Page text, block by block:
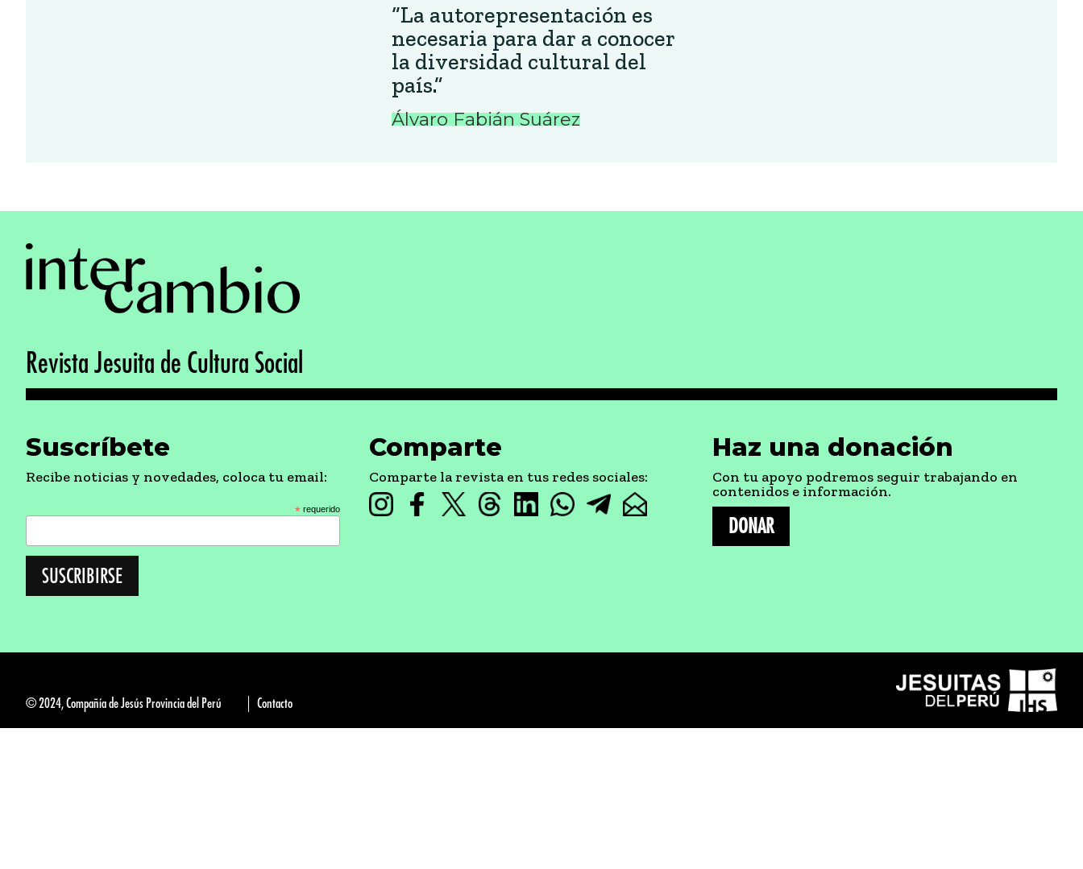
“La autorepresentación es
necesaria para dar a conocer
la diversidad cultural del
país.”
Álvaro Fabián Suárez
Revista Jesuita de Cultura Social
Suscríbete
Recibe noticias y novedades, coloca tu email:
* requerido
Comparte
Comparte la revista en tus redes sociales:
Haz una donación
Con tu apoyo podremos seguir trabajando en
contenidos e información.
DONAR
© 2024, Compañía de Jesús Provincia del Perú Contacto